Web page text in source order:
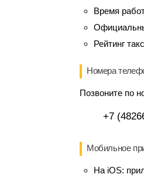
Время
Рейтинг
Номера
Позвоните по
+7
Мобильное
На iOS: